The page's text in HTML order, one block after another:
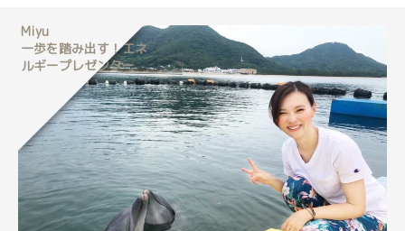
Miyu
一歩を踏み出す！エネ
ルギープレゼンター